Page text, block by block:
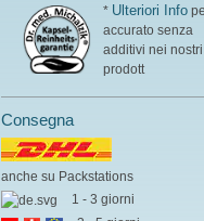
* Ulteriori Info
accurato senza
additivi nei nostri
prodott
Consegna
anche su Packstations
1 - 3 giorni